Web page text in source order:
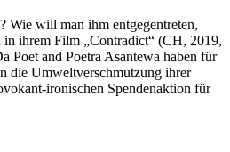
Wie will man ihm entgegentreten,
ihrem Film „Contradict“ (CH, 2019,
Poet and Poetra Asantewa haben für
die Umweltverschmutzung ihrer
ironischen Spendenaktion für